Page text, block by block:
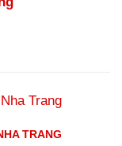
TRANG